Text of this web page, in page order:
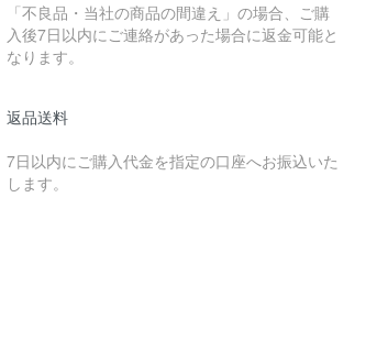
「不良品・当社の商品の間違え」の場合、ご購
入後7日以内にご連絡があった場合に返金可能と
なります。
返品送料
7日以内にご購入代金を指定の口座へお振込いた
します。